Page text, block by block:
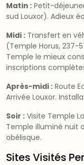
Matin : Petit-
sud Louxor). Adieux
Midi : Transfert en
(Temple Horus, 237-
Temple le mieux
inscriptions
Après-midi : Route
Arrivée Louxor.
Soir : Visite Temple
Temple illuminé nuit
obélisque.
Sites Visités